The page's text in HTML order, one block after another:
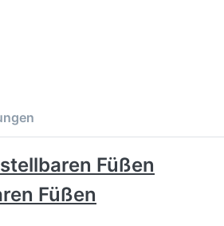
Füßen
Füßen